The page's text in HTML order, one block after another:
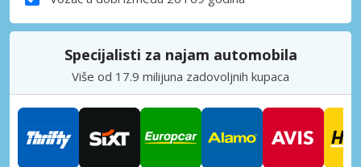
Specijalisti za najam automobila
Više od 17.9 milijuna zadovoljnih kupaca